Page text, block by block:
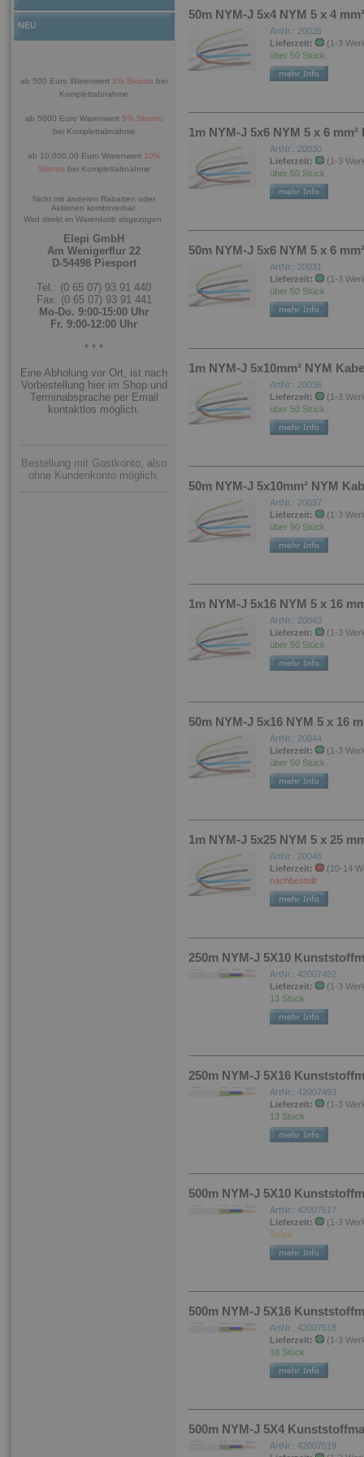
NEU
ab 500 Euro Warenwert 3% Skonto bei
Komplettabnahme
ab 5000 Euro Warenwert 5% Skonto
bei Komplettabnahme
ab 10.000,00 Euro Warenwert 10%
Skonto bei Komplettabnahme
Nicht mit anderen Rabatten oder
Aktionen kombinierbar.
Wird direkt im Warenkorb abgezogen.
Elepi GmbH
Am Wenigerflur 22
D-54498 Piesport
Tel.: (0 65 07) 93 91 440
Fax: (0 65 07) 93 91 441
Mo-Do. 9:00-15:00 Uhr
Fr. 9:00-12:00 Uhr
* * *
Eine Abholung vor Ort, ist nach
Vorbestellung hier im Shop und
Terminabsprache per Email
kontaktlos möglich.
Bestellung mit Gastkonto, also
ohne Kundenkonto möglich.
50m NYM-J 5x4 NYM 5 x 4
ArtNr.: 20025
Lieferzeit:
(1-3
über 50 Stück.
1m NYM-J 5x6 NYM 5 x 6
ArtNr.: 20030
Lieferzeit:
(1-3
über 50 Stück.
50m NYM-J 5x6 NYM 5 x 6
ArtNr.: 20031
Lieferzeit:
(1-3
über 50 Stück.
1m NYM-J 5x10mm² NYM
ArtNr.: 20036
Lieferzeit:
(1-3
über 50 Stück.
50m NYM-J 5x10mm² NYM
ArtNr.: 20037
Lieferzeit:
(1-3
über 50 Stück.
1m NYM-J 5x16 NYM 5 x 16
ArtNr.: 20043
Lieferzeit:
(1-3
über 50 Stück.
50m NYM-J 5x16 NYM 5 x 16
ArtNr.: 20044
Lieferzeit:
(1-3
über 50 Stück.
1m NYM-J 5x25 NYM 5 x 25
ArtNr.: 20046
Lieferzeit:
(10-14
nachbestellt
250m NYM-J 5X10
ArtNr.: 42007492
Lieferzeit:
(1-3
13 Stück.
250m NYM-J 5X16
ArtNr.: 42007493
Lieferzeit:
(1-3
13 Stück.
500m NYM-J 5X10
ArtNr.: 42007517
Lieferzeit:
(1-3
Stück.
500m NYM-J 5X16
ArtNr.: 42007518
Lieferzeit:
(1-3
18 Stück.
500m NYM-J 5X4
ArtNr.: 42007519